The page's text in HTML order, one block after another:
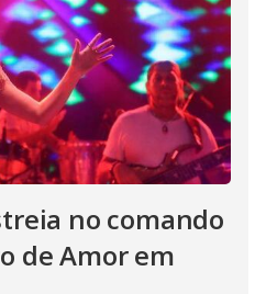
no comando
de Amor em